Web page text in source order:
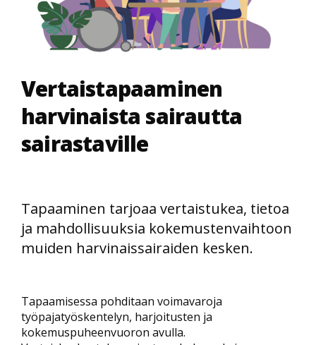
Vertaistapaaminen
harvinaista sairautta
sairastaville
Tapaaminen tarjoaa vertaistukea, tietoa
ja mahdollisuuksia kokemustenvaihtoon
muiden harvinaissairaiden kesken.
Tapaamisessa pohditaan voimavaroja
työpajatyöskentelyn, harjoitusten ja
kokemuspuheenvuoron avulla.